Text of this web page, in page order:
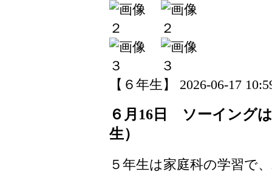
【６年生】 2026-06-17
６月16日 ソーイング
生）
５年生は家庭科の学習で